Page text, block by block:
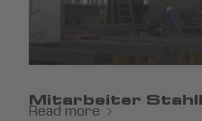
Mitarbeiter
Read more